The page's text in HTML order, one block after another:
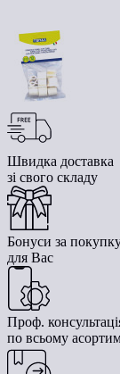
Швидка доставка
зі свого складу
Бонуси за
для Вас
Проф.
по всьому